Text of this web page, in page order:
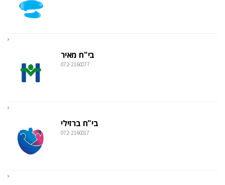
בי"ח מאיר
072-2160077
בי"ח ברזילי
072-2160017